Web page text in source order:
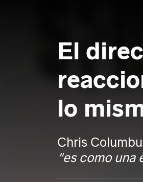
El
lo
Chris
"es como una